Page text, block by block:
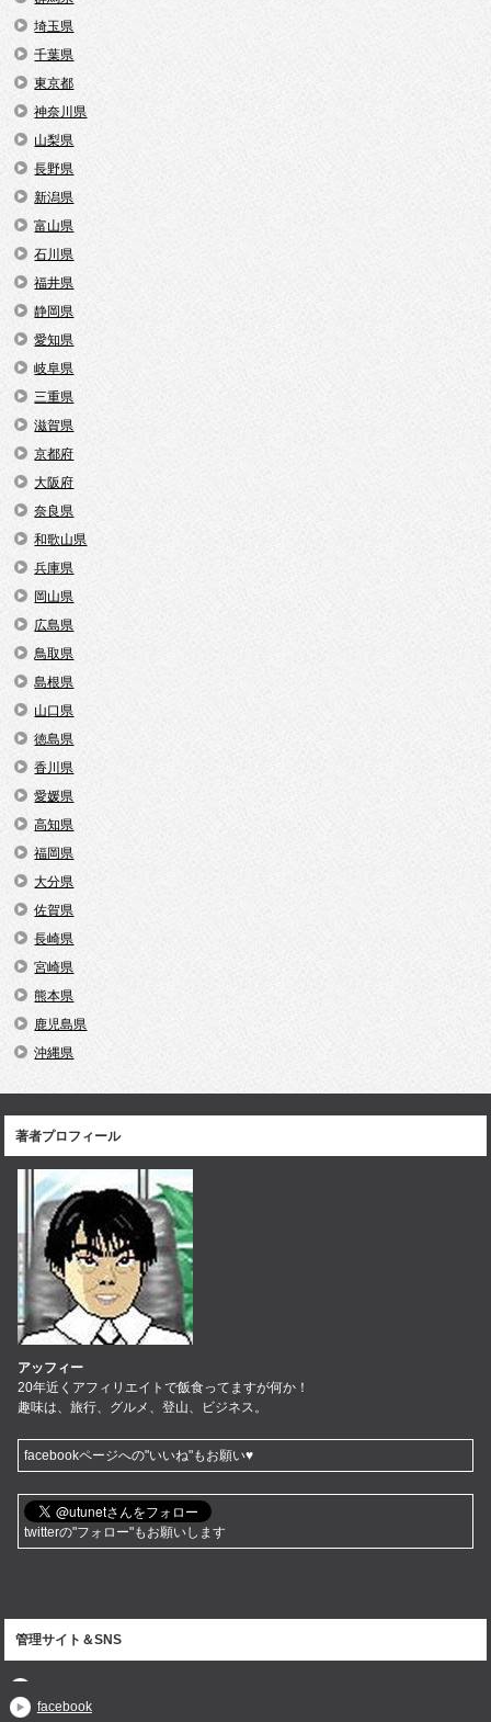
埼玉県
千葉県
東京都
神奈川県
山梨県
長野県
新潟県
富山県
石川県
福井県
静岡県
愛知県
岐阜県
三重県
滋賀県
京都府
大阪府
奈良県
和歌山県
兵庫県
岡山県
広島県
鳥取県
島根県
山口県
徳島県
香川県
愛媛県
高知県
福岡県
大分県
佐賀県
長崎県
宮崎県
熊本県
鹿児島県
沖縄県
著者プロフィール
アッフィー
20年近くアフィリエイトで飯食ってますが何か！
趣味は、旅行、グルメ、登山、ビジネス。
facebookページへの"いいね"もお願い♥
twitterの"フォロー"もお願いします
管理サイト＆SNS
facebook